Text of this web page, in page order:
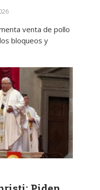
venta de pollo
bloqueos y